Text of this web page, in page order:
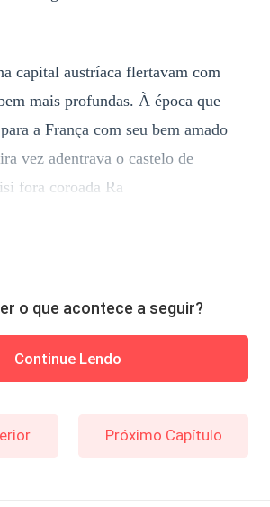
capital austríaca flertavam com
mais profundas. À época que
a França com seu bem amado
vez adentrava o castelo de
fora coroada Ra
o que acontece a seguir?
Continue Lendo
Próximo Capítulo